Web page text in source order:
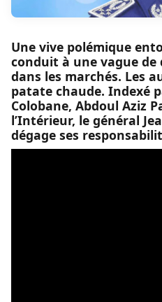
Une vive polémique
conduit à une vague de
dans les marchés. Les
patate chaude. Indexé
Colobane, Abdoul Aziz
l’Intérieur, le général
dégage ses